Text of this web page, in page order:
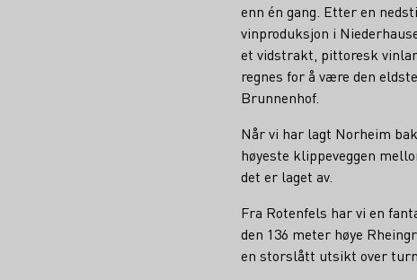
enn én gang. Etter en
vinproduksjon i
et vidstrakt, pittoresk
regnes for å være den
Brunnenhof.
Når vi har lagt Norheim
høyeste klippeveggen
det er laget av.
Fra Rotenfels har vi en
den 136 meter høye
en storslått utsikt over